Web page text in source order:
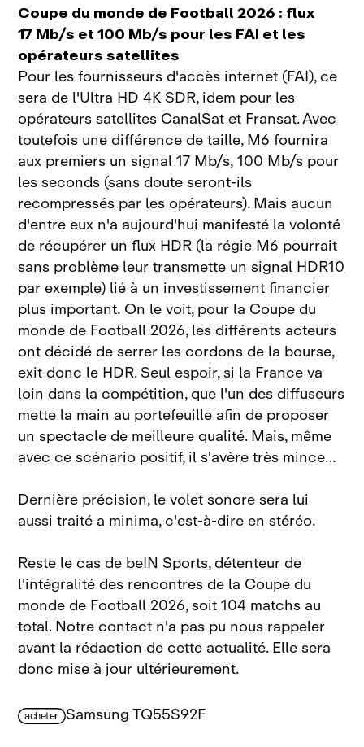
Coupe du monde de Football 2026 : flux
17 Mb/s et 100 Mb/s pour les FAI et les
opérateurs satellites
Pour les fournisseurs d'accès internet (FAI), ce
sera de l'Ultra HD 4K SDR, idem pour les
opérateurs satellites CanalSat et Fransat. Avec
toutefois une différence de taille, M6 fournira
aux premiers un signal 17 Mb/s, 100 Mb/s pour
les seconds (sans doute seront‑ils
recompressés par les opérateurs). Mais aucun
d'entre eux n'a aujourd'hui manifesté la volonté
de récupérer un flux HDR (la régie M6 pourrait
sans problème leur transmette un signalHDR10
par exemple) lié à un investissement financier
plus important. On le voit, pour la Coupe du
monde de Football 2026, les différents acteurs
ont décidé de serrer les cordons de la bourse,
exit donc le HDR. Seul espoir, si la France va
loin dans la compétition, que l'un des diffuseurs
mette la main au portefeuille afin de proposer
un spectacle de meilleure qualité. Mais, même
avec ce scénario positif, il s'avère très mince…
Dernière précision, le volet sonore sera lui
aussi traité a minima, c'est‑à‑dire en stéréo.
Reste le cas de beIN Sports, détenteur de
l'intégralité des rencontres de la Coupe du
monde de Football 2026, soit 104 matchs au
total. Notre contact n'a pas pu nous rappeler
avant la rédaction de cette actualité. Elle sera
donc mise à jour ultérieurement.
acheter Samsung TQ55S92F